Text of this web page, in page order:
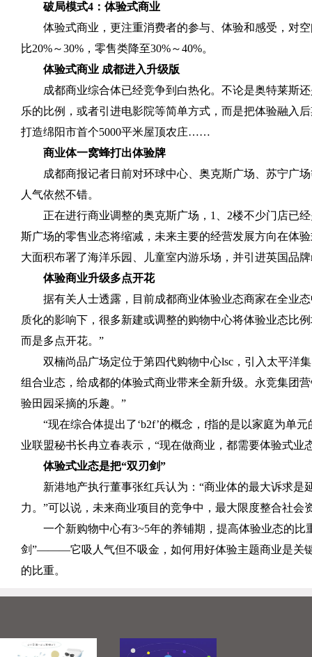
破局模式4 ：体验式商业
体验式商业，更注重消费者的参与、体验和感受，对
比20%～30% ，零售类降至30%～40%。
体验式商业 成都进入升级版
成都商业综合体已经竞争到白热化。不论是奥特莱斯
乐的比例，或者引进电影院等简单方式，而是把体验融入
打造绵阳市首个5000平米屋顶农庄……
商业体一窝蜂打出体验牌
成都商报记者日前对环球中心、奥克斯广场、苏宁广
人气依然不错。
正在进行商业调整的奥克斯广场， 1 2楼不少门店已
斯广场的零售业态将缩减，未来主要的经营发展方向在体
大面积布署了海洋乐园、儿童室内游乐场，并引进英国品牌
体验商业升级多点开花
据有关人士透露，目前成都商业体验业态商家在全业
质化的影响下，很多新建或调整的购物中心将体验业态比
而是多点开花。”
双楠尚品广场定位于第四代购物中心lsc ，引入太平洋
组合业态，给成都的体验式商业带来全新升级。永竞集团
验田园采摘的乐趣。”
“现在综合体提出了‘b2f’的概念， f指的是以家庭为单元
业联盟秘书长冉立春表示，“现在做商业，都需要体验式
体验式业态是把“双刃剑”
新港地产执行董事张红兵认为：“商业体的最大诉求
力。”可以说，未来商业项目的竞争中，最大限度整合社
一个新购物中心有3~5年的养铺期，提高体验业态的比
剑”———它吸人气但不吸金，如何用好体验主题商业是关
的比重。